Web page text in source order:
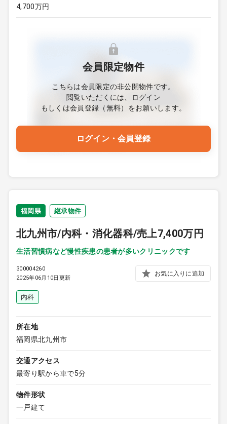
4,700万円
会員限定物件
こちらは会員限定の非公開物件です。
閲覧いただくには、ログイン
もしくは会員登録（無料）をお願いします。
ログイン・会員登録
福岡県 継承物件
北九州市/内科・消化器科/売上7,400万円
生活習慣病など慢性疾患の患者が多いクリニックです
300004260
2025年06月10日更新
お気に入りに追加
内科
所在地
福岡県北九州市
交通アクセス
最寄り駅から車で5分
物件形状
一戸建て